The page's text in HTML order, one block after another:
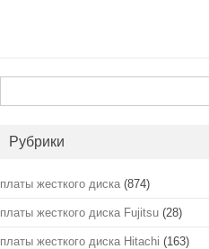
Рубрики
платы жесткого диска (874)
платы жесткого диска Fujitsu (28)
платы жесткого диска Hitachi (163)